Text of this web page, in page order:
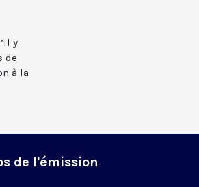
y
de
à la
de l'émission